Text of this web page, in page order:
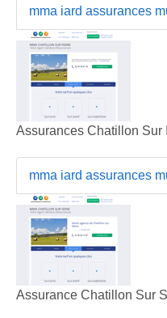
mma iard assurances
Assurances Chatillon Sur
mma iard assurances
Assurance Chatillon Sur